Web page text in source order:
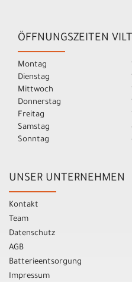
ÖFFNUNGSZEITEN
Montag
Dienstag
Mittwoch
Donnerstag
Freitag
Samstag
Sonntag
UNSER UNTERNEHMEN
Kontakt
Team
Datenschutz
AGB
Batterieentsorgung
Impressum